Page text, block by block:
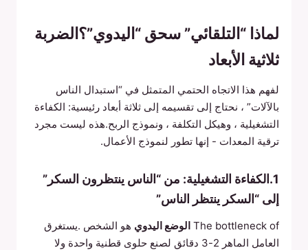
لماذا “التلقائي” سحق “اليدوي”؟الضربة
ثلاثية الأبعاد
لفهم هذا الاتجاه الحتمي المتمثل في “استبدال الناس
بالآلات” ، نحتاج إلى تقسيمه إلى ثلاثة أبعاد رئيسية: الكفاءة
التشغيلية ، وهيكل التكلفة ، ونموذج الربح.هذه ليست مجرد
ترقية المعدات - إنها تطور لنموذج الأعمال.
1.الكفاءة التشغيلية: من “الناس ينتظرون السكر”
إلى “السكر ينتظر الناس”
The bottleneck of الوضع اليدوي هو الشخص .يستغرق
العامل الماهر 2-3 دقائق لصنع حلوى قطنية واحدة ولا